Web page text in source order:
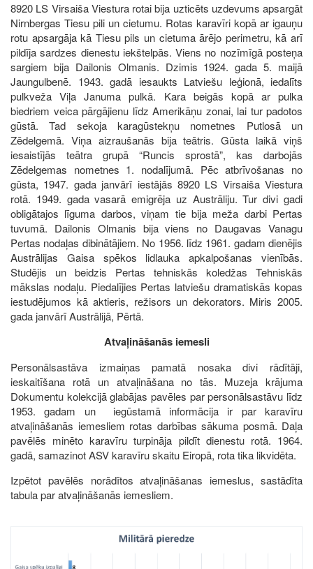
8920 LS Virsaiša Viestura rotai bija uzticēts uzdevums apsargāt
Nirnbergas Tiesu pili un cietumu. Rotas karavīri kopā ar igauņu
rotu apsargāja kā Tiesu pils un cietuma ārējo perimetru, kā arī
pildīja sardzes dienestu iekštelpās. Viens no nozīmīgā posteņa
sargiem bija Dailonis Olmanis. Dzimis 1924. gada 5. maijā
Jaungulbenē. 1943. gadā iesaukts Latviešu leģionā, iedalīts
pulkveža Viļa Januma pulkā. Kara beigās kopā ar pulka
biedriem veica pārgājienu līdz Amerikāņu zonai, lai tur padotos
gūstā. Tad sekoja karagūstekņu nometnes Putlosā un
Zēdelgemā. Viņa aizraušanās bija teātris. Gūsta laikā viņš
iesaistījās teātra grupā “Runcis sprostā”, kas darbojās
Zēdelgemas nometnes 1. nodalījumā. Pēc atbrīvošanas no
gūsta, 1947. gada janvārī iestājās 8920 LS Virsaiša Viestura
rotā. 1949. gada vasarā emigrēja uz Austrāliju. Tur divi gadi
obligātajos līguma darbos, viņam tie bija meža darbi Pertas
tuvumā. Dailonis Olmanis bija viens no Daugavas Vanagu
Pertas nodaļas dibinātājiem. No 1956. līdz 1961. gadam dienējis
Austrālijas Gaisa spēkos lidlauka apkalpošanas vienībās.
Studējis un beidzis Pertas tehniskās koledžas Tehniskās
mākslas nodaļu. Piedalījies Pertas latviešu dramatiskās kopas
iestudējumos kā aktieris, režisors un dekorators. Miris 2005.
gada janvārī Austrālijā, Pērtā.
Atvaļināšanās iemesli
Personālsastāva izmaiņas pamatā nosaka divi rādītāji,
ieskaitīšana rotā un atvaļināšana no tās. Muzeja krājuma
Dokumentu kolekcijā glabājas pavēles par personālsastāvu līdz
1953. gadam un iegūstamā informācija ir par karavīru
atvaļināšanās iemesliem rotas darbības sākuma posmā. Daļa
pavēlēs minēto karavīru turpināja pildīt dienestu rotā. 1964.
gadā, samazinot ASV karavīru skaitu Eiropā, rota tika likvidēta.
Izpētot pavēlēs norādītos atvaļināšanas iemeslus, sastādīta
tabula par atvaļināšanās iemesliem.